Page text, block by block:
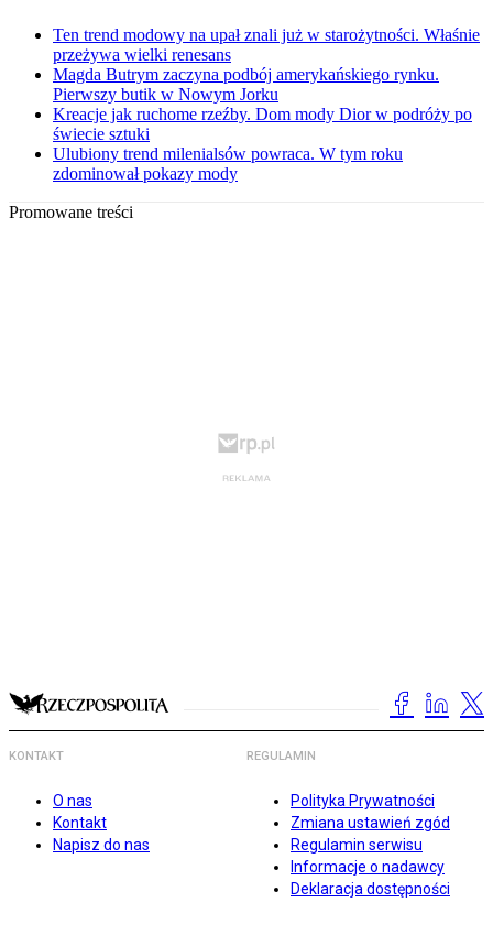
Ten trend modowy na upał znali już w starożytności. Właśnie
przeżywa wielki renesans
Magda Butrym zaczyna podbój amerykańskiego rynku.
Pierwszy butik w Nowym Jorku
Kreacje jak ruchome rzeźby. Dom mody Dior w podróży po
świecie sztuki
Ulubiony trend milenialsów powraca. W tym roku
zdominował pokazy mody
Promowane treści
KONTAKT
O nas
Kontakt
Napisz do nas
REGULAMIN
Polityka Prywatności
Zmiana ustawień zgód
Regulamin serwisu
Informacje o nadawcy
Deklaracja dostępności